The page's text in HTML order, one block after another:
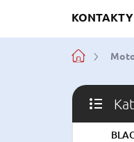
KONTAKTY
Domov
B
č
Preskočiť